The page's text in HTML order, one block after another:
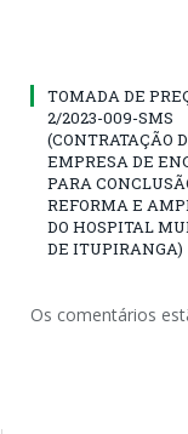
TOMADA DE
2/2023-009-SMS
(CONTRATAÇÃO
EMPRESA DE
PARA
REFORMA E
DO HOSPITAL
DE ITUPIRANGA)
Os comentários